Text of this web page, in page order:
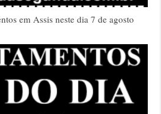
em Assis neste dia 7 de agosto